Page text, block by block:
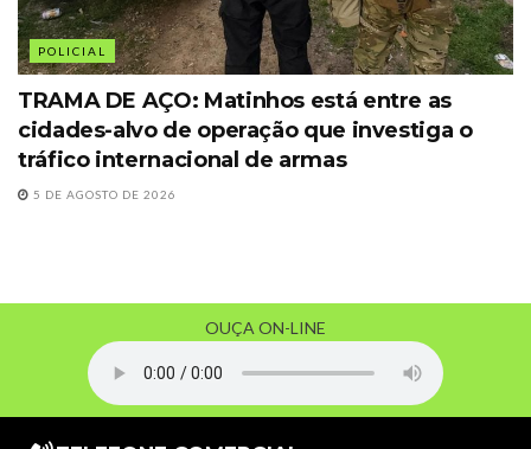
POLICIAL
TRAMA DE AÇO: Matinhos está entre as
cidades-alvo de operação que investiga o
tráfico internacional de armas
5 DE AGOSTO DE 2026
OUÇA ON-LINE